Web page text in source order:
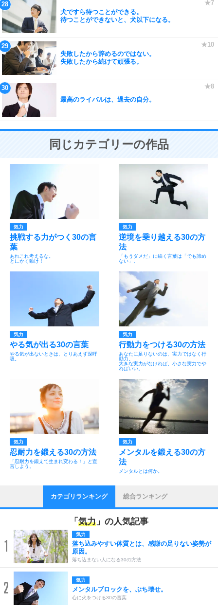
犬ですら待つことができる。
待つことができないと、犬以下になる。
失敗したから辞めるのではない。
失敗したから続けて頑張る。
最高のライバルは、過去の自分。
同じカテゴリーの作品
気力
挑戦する力がつく30の言
葉
あれこれ考えるな。
とにかく動け！
気力
逆境を乗り越える30の方
法
「もうダメだ」に続く言葉は「でも諦め
ない」。
気力
やる気が出る30の言葉
やる気が出ないときは、とりあえず深呼
吸。
気力
行動力をつける30の方法
あなたに足りないのは、実力ではなく行
動力。
大きな実力がなければ、小さな実力でや
ればいい。
気力
忍耐力を鍛える30の方法
「忍耐力を鍛えて生まれ変わる！」と宣
言しよう。
気力
メンタルを鍛える30の方
法
メンタルとは何か。
カテゴリランキング 総合ランキング
「 気力 」の人気記事
1
気力
落ち込みやすい体質とは、感謝の足りない姿勢が
原因。
落ち込まない人になる30の方法
2 気力
メンタルブロックを、ぶち壊せ。
心に火をつける30の言葉